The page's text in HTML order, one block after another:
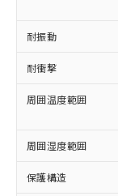
耐振動
耐衝撃
周囲温度範囲
周囲湿度範囲
保護構造
在
事
示
マ
ビ
メ
お
登
お
部品在
月が前
※3 非含
下記の
「ｅ」
準値以
「10」
質が外
及ぼさな
「－」
い合わせ
当
場
該
販
法
り
白